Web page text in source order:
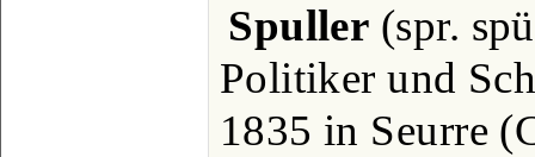
Spuller (spr.
Politiker und
1835 in Seurre